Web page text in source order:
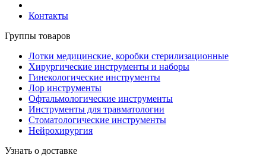
Контакты
Группы товаров
Лотки медицинские, коробки стерилизационные
Хирургические инструменты и наборы
Гинекологические инструменты
Лор инструменты
Офтальмологические инструменты
Инструменты для травматологии
Стоматологические инструменты
Нейрохирургия
Узнать о доставке